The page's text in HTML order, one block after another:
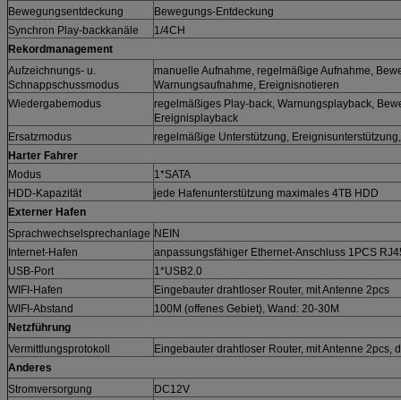
Bewegungsentdeckung
Bewegungs-Entdeckung
Synchron Play-backkanäle
1/4CH
Rekordmanagement
Aufzeichnungs- u.
Schnappschussmodus
manuelle Aufnahme, regelmäßige Aufnahme,
Warnungsaufnahme, Ereignisnotieren
Wiedergabemodus
regelmäßiges Play-back, Warnungsplayback,
Ereignisplayback
Ersatzmodus
regelmäßige Unterstützung,
Harter Fahrer
Modus
1*SATA
HDD-Kapazität
jede Hafenunterstützung maximales 4TB HDD
Externer Hafen
Sprachwechselsprechanlage NEIN
Internet-Hafen
anpassungsfähiger Ethernet-Anschluss 1PCS
USB-Port
1*USB2.0
WIFI-Hafen
Eingebauter drahtloser Router, mit Antenne 2pcs
WIFI-Abstand
100M (offenes Gebiet), Wand: 20-30M
Netzführung
Vermittlungsprotokoll
Eingebauter drahtloser Router, mit Antenne 2pcs,
Anderes
Stromversorgung
DC12V